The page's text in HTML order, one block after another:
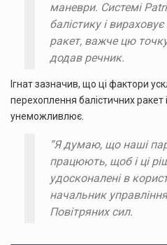
маневри. Системі
балістику і
ракет, важче цю
додав речник.
Ігнат зазначив, що ці фактори
перехоплення балістичних
унеможливлює.
“Я думаю, що наші
працюють, щоб і ці
удосконалені в
начальник
Повітряних сил.